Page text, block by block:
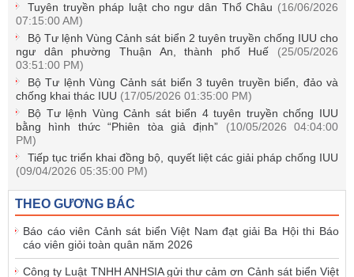
Tuyên truyền pháp luật cho ngư dân Thổ Châu (16/06/2026
07:15:00 AM)
Bộ Tư lệnh Vùng Cảnh sát biển 2 tuyên truyền chống IUU cho
ngư dân phường Thuận An, thành phố Huế (25/05/2026
03:51:00 PM)
Bộ Tư lệnh Vùng Cảnh sát biển 3 tuyên truyền biển, đảo và
chống khai thác IUU (17/05/2026 01:35:00 PM)
Bộ Tư lệnh Vùng Cảnh sát biển 4 tuyên truyền chống IUU
bằng hình thức “Phiên tòa giả định” (10/05/2026 04:04:00
PM)
Tiếp tục triển khai đồng bộ, quyết liệt các giải pháp chống IUU
(09/04/2026 05:35:00 PM)
THEO GƯƠNG BÁC
Báo cáo viên Cảnh sát biển Việt Nam đạt giải Ba Hội thi Báo
cáo viên giỏi toàn quân năm 2026
Công ty Luật TNHH ANHSIA gửi thư cảm ơn Cảnh sát biển Việt